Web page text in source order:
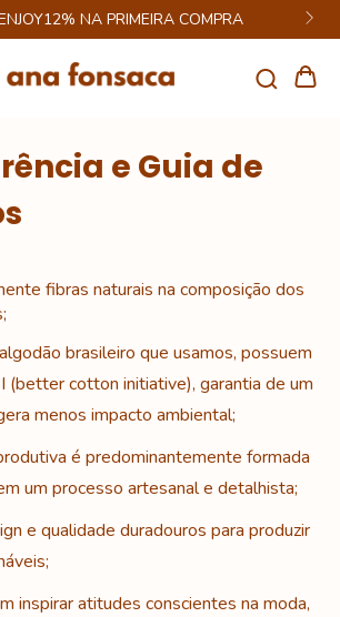
NA PRIMEIRA COMPRA
e Guia de
fibras naturais na composição dos
brasileiro que usamos, possuem
(better cotton initiative), garantia de um
menos impacto ambiental;
é predominantemente formada
um processo artesanal e detalhista;
e qualidade duradouros para produzir
inspirar atitudes conscientes na moda,